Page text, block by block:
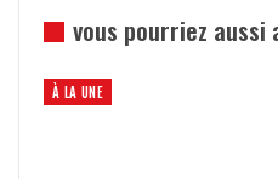
vous pourriez aussi
À LA UNE